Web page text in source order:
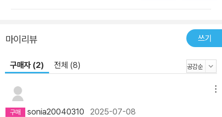
마이리뷰 쓰기
구매자 (2) 전체 (8)
sonia20040310 2025-07-08